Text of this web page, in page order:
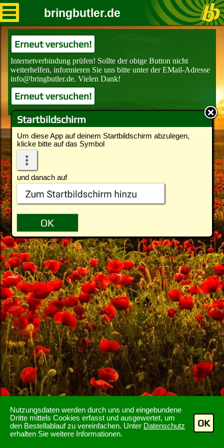
Nutzungsdaten werden durch uns und eingebundene
Dritte mittels Cookies erfasst und ausgewertet, um
den Bestellablauf zu vereinfachen. Unter Datenschutz
erhalten Sie weitere Informationen.
OK
Startbildschirm
Um diese App auf deinem Startbildschirm abzulegen,
klicke bitte auf das Symbol
und danach auf
bringbutler.de
Erneut versuchen!
Erneut versuchen!